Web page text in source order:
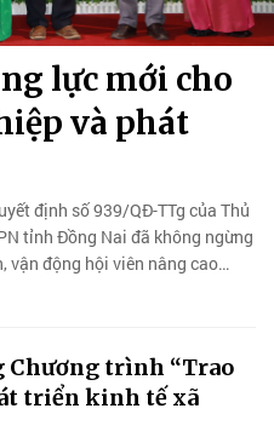
lực mới cho
và phát
định số 939/QĐ-TTg của Thủ
tỉnh Đồng Nai đã không ngừng
vận động hội viên nâng cao
kinh doanh và ĐMST.
Chương trình “Trao
triển kinh tế xã